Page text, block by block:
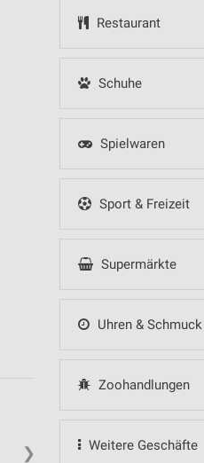
Restaurant
Schuhe
Spielwaren
Sport & Freizeit
Supermärkte
Uhren & Schmuck
Zoohandlungen
Weitere Geschäfte
❯